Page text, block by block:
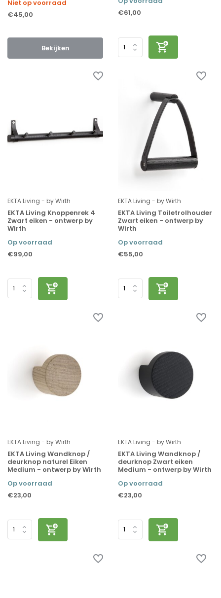
Niet op voorraad
€45,00
Bekijken
€61,00
EKTA Living - by Wirth
EKTA Living Knoppenrek 4
Zwart eiken - ontwerp by
Wirth
Op voorraad
€99,00
EKTA Living - by Wirth
EKTA Living Toiletrolhouder
Zwart eiken - ontwerp by
Wirth
Op voorraad
€55,00
EKTA Living - by Wirth
EKTA Living Wandknop /
deurknop naturel Eiken
Medium - ontwerp by Wirth
Op voorraad
€23,00
EKTA Living - by Wirth
EKTA Living Wandknop /
deurknop Zwart eiken
Medium - ontwerp by Wirth
Op voorraad
€23,00